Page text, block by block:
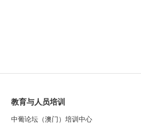
教育与人员培训
中葡论坛（澳门）培训中心